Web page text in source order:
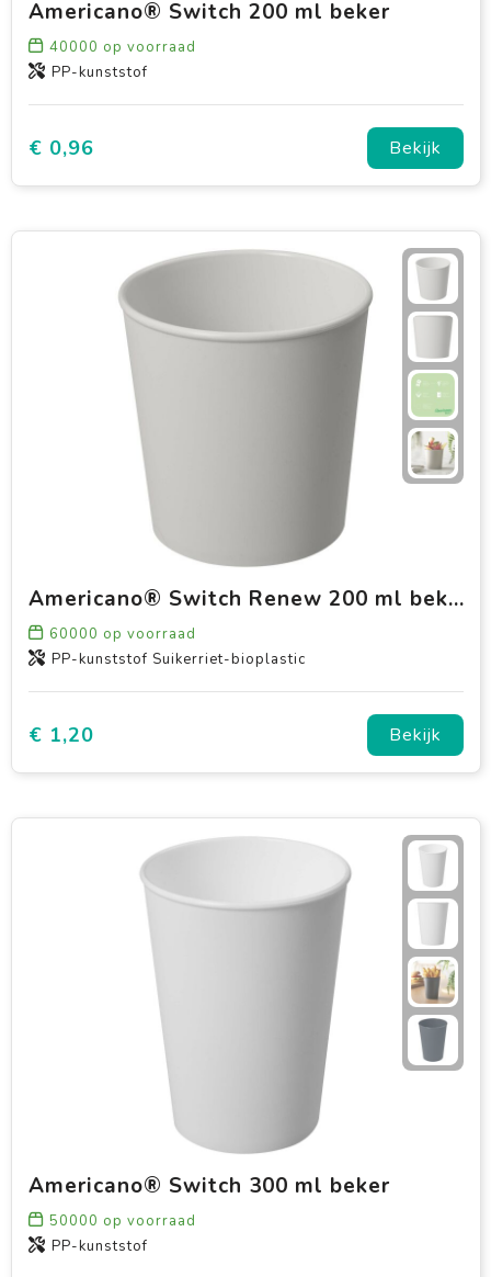
Americano® Switch 200 ml beker
40000 op voorraad
PP-kunststof
€ 0,96 Bekijk
Americano® Switch Renew 200 ml beker
60000 op voorraad
PP-kunststof Suikerriet-bioplastic
€ 1,20 Bekijk
Americano® Switch 300 ml beker
50000 op voorraad
PP-kunststof